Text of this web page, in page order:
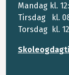
Mandag kl.
Tirsdag kl.
Torsdag kl.